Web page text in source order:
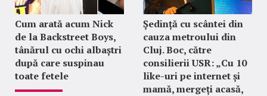
Cum arată acum Nick
de la Backstreet Boys,
tânărul cu ochi albaștri
după care suspinau
toate fetele
Ședință cu scântei din
cauza metroului din
Cluj. Boc, către
consilierii USR: „Cu 10
like-uri pe internet și
mamă, mergeți acasă,